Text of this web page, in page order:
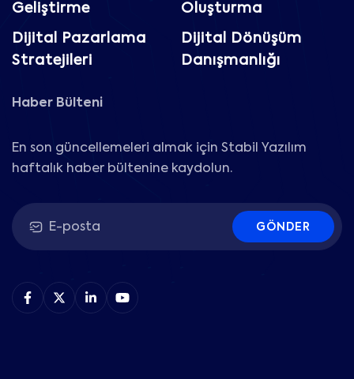
Geliştirme
Oluşturma
Dijital Pazarlama
Stratejileri
Dijital Dönüşüm
Danışmanlığı
Haber Bülteni
En son güncellemeleri almak için Stabil Yazılım
haftalık haber bültenine kaydolun.
GÖNDER